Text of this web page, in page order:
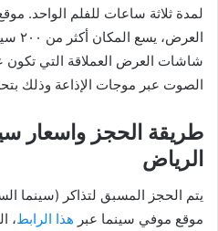
لمدة ثلاثة ساعات للفلم الواحد.
شاشات العرض العملاقة التي تكون
الصوت عبر موجات الإذاعة وذلك
طريقة الحجز واسعار
الرياض
يتم الحجز المسبق لتذاكر (سينما
موقع موفي سينما عبر هذا الرابط